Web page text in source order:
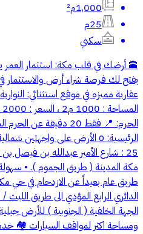
1,000م²
25م
سكني
🕋 أرضك في قلب مكة: استثمار العمر
يفتح لك فرصة شراء أرض والاستثمار
الحرم: 📍 فقط 20 دقيقة
مكة المدينة ( طريق الجموم ). •
طريق عام بعيداً عن الازدحام في حي
الدائري الرابع المؤدي الى طريق
الجهة الخلفية ( الجنوبية ) للأرض
ومساحة اكثر لمواقف السيارات 🏘️